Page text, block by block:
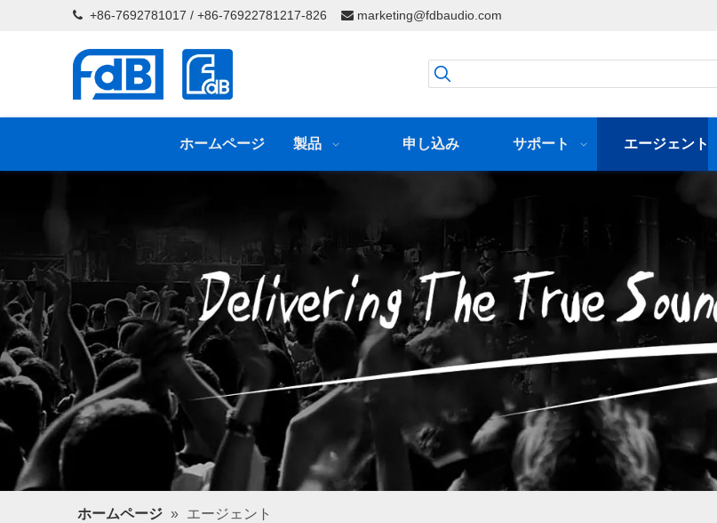
 +86-7692781017 / +86-76922781217-826  marketing@fdbaudio.com
ホームページ 製品 申し込み サポート エージェント
ホームページ » エージェント